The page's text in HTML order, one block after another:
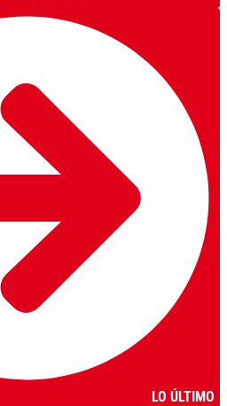
LO ÚLTIMO